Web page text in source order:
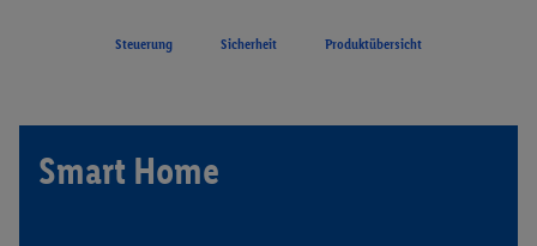
Steuerung Sicherheit Produktübersicht
Smart Home